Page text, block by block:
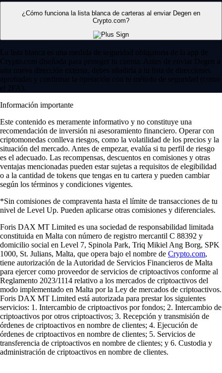
¿Cómo funciona la lista blanca de carteras al enviar Degen en
Crypto.com?
La lista blanca es una medida de seguridad obligatoria de la app de
Crypto.com diseñada para proteger tu cuenta. Antes de enviar Degen a
una nueva dirección externa, debes añadirla a tu lista de direcciones
aprobadas y confirmar la operación con tu método de seguridad (como
el 2FA).
Información importante
Este contenido es meramente informativo y no constituye una
recomendación de inversión ni asesoramiento financiero. Operar con
criptomonedas conlleva riesgos, como la volatilidad de los precios y la
situación del mercado. Antes de empezar, evalúa si tu perfil de riesgo
es el adecuado. Las recompensas, descuentos en comisiones y otras
ventajas mencionadas pueden estar sujetas a requisitos de elegibilidad
o a la cantidad de tokens que tengas en tu cartera y pueden cambiar
según los términos y condiciones vigentes.
*Sin comisiones de compraventa hasta el límite de transacciones de tu
nivel de Level Up. Pueden aplicarse otras comisiones y diferenciales.
Foris DAX MT Limited es una sociedad de responsabilidad limitada
constituida en Malta con número de registro mercantil C 88392 y
domicilio social en Level 7, Spinola Park, Triq Mikiel Ang Borg, SPK
1000, St. Julians, Malta, que opera bajo el nombre de Crypto.com,
tiene autorización de la Autoridad de Servicios Financieros de Malta
para ejercer como proveedor de servicios de criptoactivos conforme al
Reglamento 2023/1114 relativo a los mercados de criptoactivos del
modo implementado en Malta por la Ley de mercados de criptoactivos.
Foris DAX MT Limited está autorizada para prestar los siguientes
servicios: 1. Intercambio de criptoactivos por fondos; 2. Intercambio de
criptoactivos por otros criptoactivos; 3. Recepción y transmisión de
órdenes de criptoactivos en nombre de clientes; 4. Ejecución de
órdenes de criptoactivos en nombre de clientes; 5. Servicios de
transferencia de criptoactivos en nombre de clientes; y 6. Custodia y
administración de criptoactivos en nombre de clientes.